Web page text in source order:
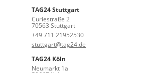
TAG24 Stuttgart
Curiestraße 2
70563 Stuttgart
+49 711 21952530
stuttgart@tag24.de
TAG24 Köln
Neumarkt 1a